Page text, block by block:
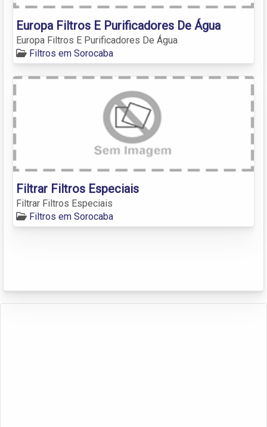
Europa Filtros E Purificadores De Água
Europa Filtros E Purificadores De Água
Filtros em Sorocaba
Filtrar Filtros Especiais
Filtrar Filtros Especiais
Filtros em Sorocaba